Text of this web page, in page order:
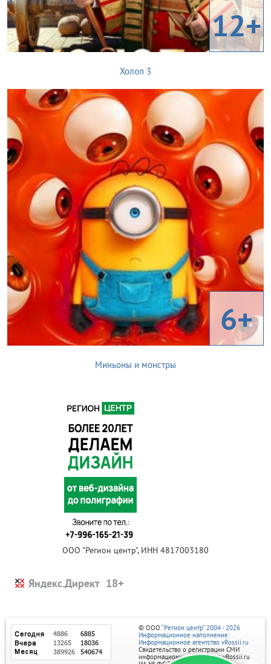
12+
Холоп 3
6+
Миньоны и монстры
ООО "Регион центр", ИНН 4817003180
Яндекс.Директ
© ООО "Регион центр" 2004 - 2026
Информационное наполнение:
Информационное агентство vRossii.ru
Свидетельство о регистрации СМИ
информационного агентства vRossii.ru